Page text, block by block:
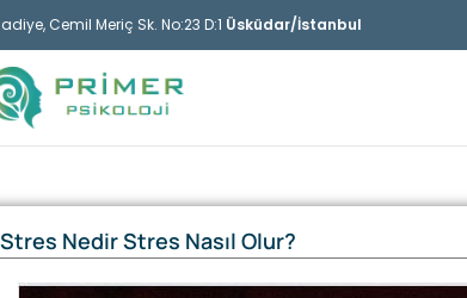
Cemil Meriç Sk. No:23 D:1 Üsküdar/İstanbul
Stres Nedir Stres Nasıl Olur?